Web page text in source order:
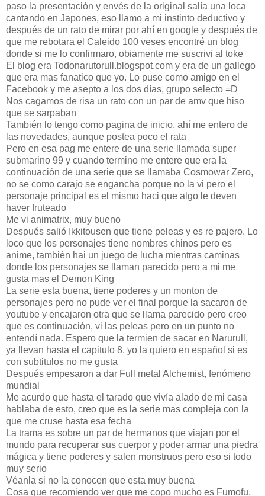
paso la presentación y envés de la original salía una loca
cantando en Japones, eso llamo a mi instinto deductivo y
después de un rato de mirar por ahí en google y después de
que me rebotara el Caleido 100 veses encontré un blog
donde si me lo confirmaro, obiamente me suscrivi al toke
El blog era Todonarutorull.blogspot.com y era de un gallego
que era mas fanatico que yo. Lo puse como amigo en el
Facebook y me asepto a los dos días, grupo selecto =D
Nos cagamos de risa un rato con un par de amv que hiso
que se sarpaban
También lo tengo como pagina de inicio, ahí me entero de
las novedades, aunque postea poco el rata
Pero en esa pag me entere de una serie llamada super
submarino 99 y cuando termino me entere que era la
continuación de una serie que se llamaba Cosmowar Zero,
no se como carajo se engancha porque no la vi pero el
personaje principal es el mismo haci que algo le deven
haver fruteado
Me vi animatrix, muy bueno
Después salió Ikkitousen que tiene peleas y es re pajero. Lo
loco que los personajes tiene nombres chinos pero es
anime, también hai un juego de lucha mientras caminas
donde los personajes se llaman parecido pero a mi me
gusta mas el Demon King
La serie esta buena, tiene poderes y un monton de
personajes pero no pude ver el final porque la sacaron de
youtube y encajaron otra que se llama parecido pero creo
que es continuación, vi las peleas pero en un punto no
entendí nada. Espero que la termien de sacar en Narurull,
ya llevan hasta el capitulo 8, yo la quiero en español si es
con subtitulos no me gusta
Después empesaron a dar Full metal Alchemist, fenómeno
mundial
Me acurdo que hasta el tarado que vivía alado de mi casa
hablaba de esto, creo que es la serie mas compleja con la
que me cruse hasta esa fecha
La trama es sobre un par de hermanos que viajan por el
mundo para recuperar sus cuerpor y poder armar una piedra
mágica y tiene poderes y salen monstruos pero eso si todo
muy serio
Véanla si no la conocen que esta muy buena
Cosa que recomiendo ver que me copo mucho es Fumofu,